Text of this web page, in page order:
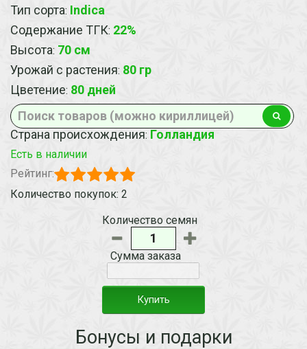
Тип сорта: Indica
Содержание ТГК: 22%
Высота: 70 см
Урожай с растения: 80 гр
Цветение: 80 дней
Страна происхождения: Голландия
Есть в наличии
Рейтинг:
Количество покупок: 2
Количество семян
Сумма заказа
Купить
Бонусы и подарки